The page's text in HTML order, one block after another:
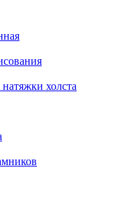
холста